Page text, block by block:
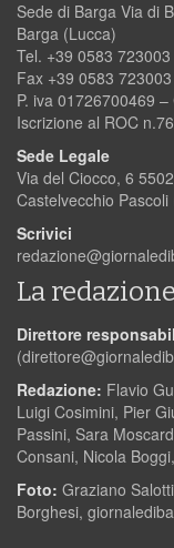
Sede di Barga Via di
Barga (Lucca)
Tel. +39 0583 723003
Fax +39 0583 723003
P. iva 01726700469
Iscrizione al ROC
Sede Legale
Via del Ciocco, 6
Castelvecchio Pascoli
Scrivici
La redazione
Direttore
(
Redazione: Flavio
Luigi Cosimini, Pier
Passini, Sara
Consani, Nicola
Foto: Graziano
Borghesi,